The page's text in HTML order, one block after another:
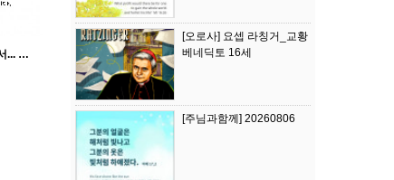
[황소정] 여러분의 마음 속에서... 샛별이 떠오를 때까지
[오로사] 요셉 라칭거_교황
베네딕토 16세
[주님과함께] 20260806